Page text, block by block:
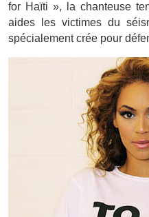
for Haïti », la chanteuse
aides les victimes du
spécialement crée pour